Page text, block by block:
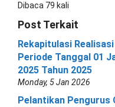
Dibaca 79 kali
Post Terkait
Rekapitulasi
Periode Tanggal 01
2025 Tahun 2025
Monday, 5 Jan 2026
Pelantikan Pengurus